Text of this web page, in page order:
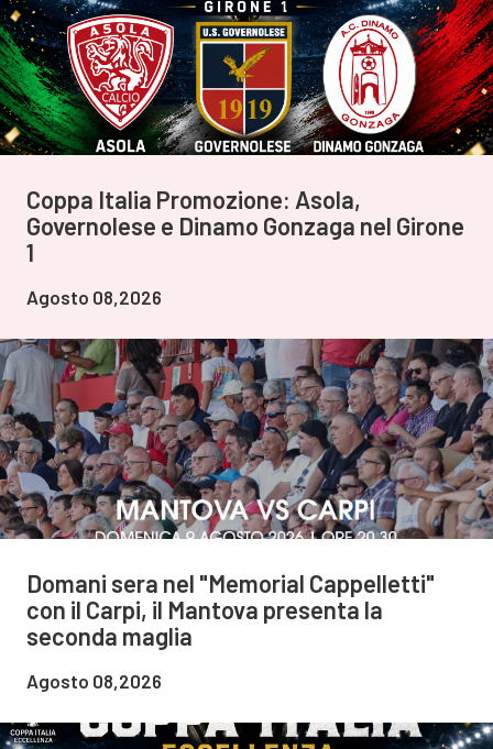
Coppa Italia Promozione: Asola,
Governolese e Dinamo Gonzaga nel Girone
1
Agosto 08,2026
Domani sera nel "Memorial Cappelletti"
con il Carpi, il Mantova presenta la
seconda maglia
Agosto 08,2026